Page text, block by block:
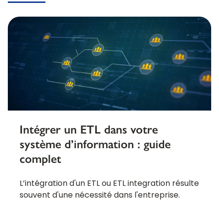
Intégrer un ETL dans votre
système d’information : guide
complet
L’intégration d'un ETL ou ETL integration résulte
souvent d'une nécessité dans l'entreprise.